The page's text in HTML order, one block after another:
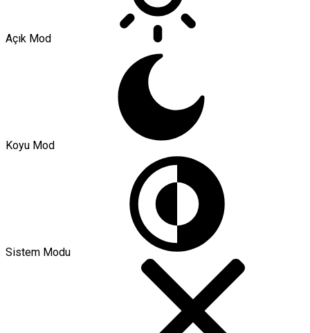
Açık Mod
Koyu Mod
Sistem Modu